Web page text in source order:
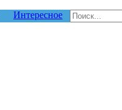
Интересное